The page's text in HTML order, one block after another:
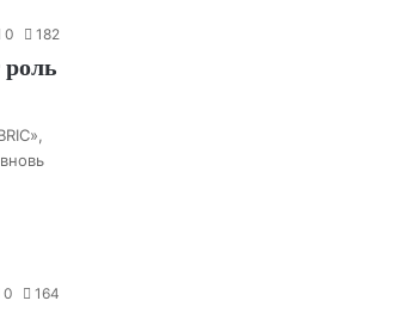
0 182
0 164